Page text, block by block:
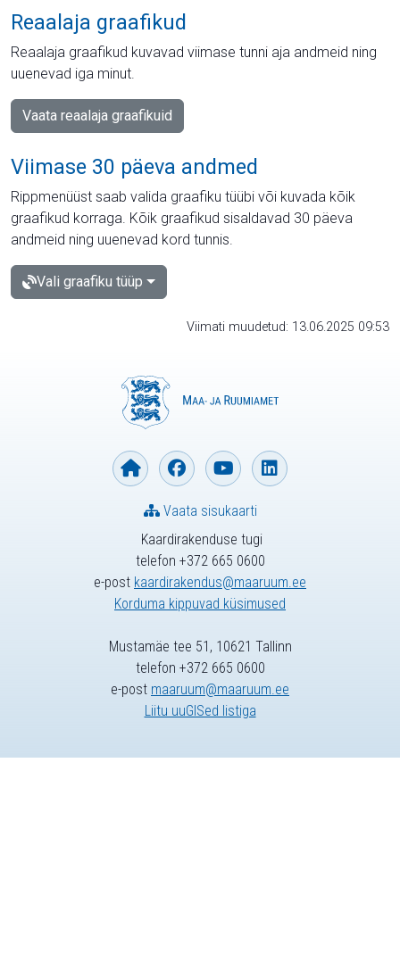
Reaalaja graafikud
Reaalaja graafikud kuvavad viimase tunni aja andmeid ning
uuenevad iga minut.
Vaata reaalaja graafikuid
Viimase 30 päeva andmed
Rippmenüüst saab valida graafiku tüübi või kuvada kõik
graafikud korraga. Kõik graafikud sisaldavad 30 päeva
andmeid ning uuenevad kord tunnis.
Vali graafiku tüüp
Viimati muudetud: 13.06.2025 09:53
Kaardirakenduse tugi
telefon +372 665 0600
e-post kaardirakendus@maaruum.ee
Korduma kippuvad küsimused
Vaata sisukaarti
Mustamäe tee 51, 10621 Tallinn
telefon +372 665 0600
e-post maaruum@maaruum.ee
Liitu uuGISed listiga